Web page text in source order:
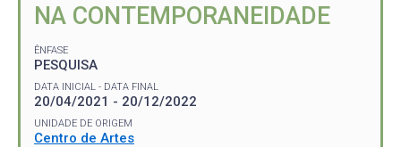
NA CONTEMPORANEIDADE
ÊNFASE
PESQUISA
DATA INICIAL - DATA FINAL
20/04/2021 - 20/12/2022
UNIDADE DE ORIGEM
Centro de Artes